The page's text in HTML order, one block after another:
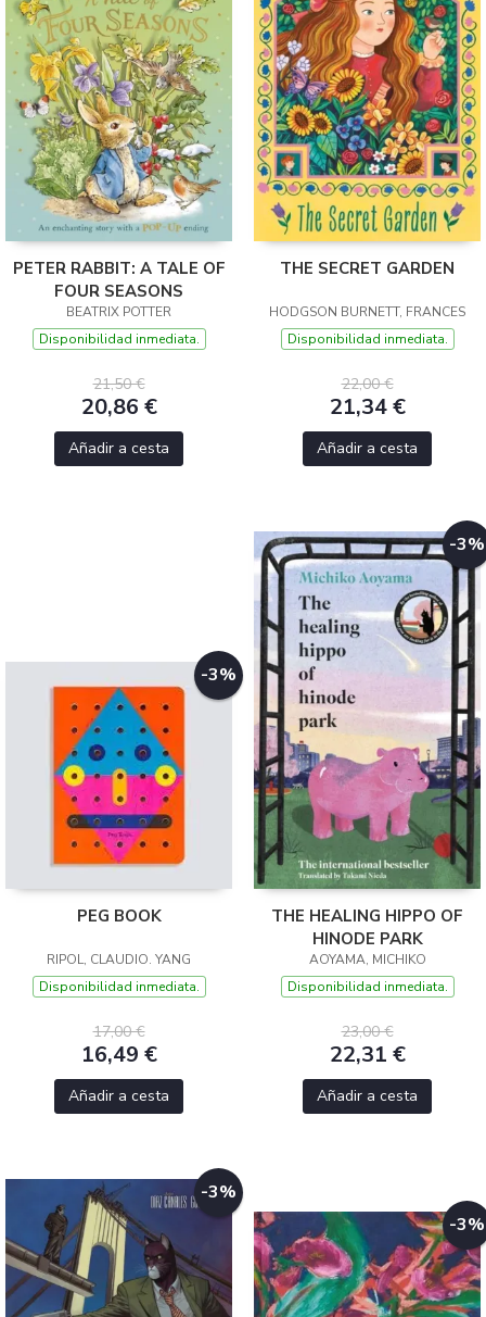
PETER RABBIT: A TALE OF
FOUR SEASONS
BEATRIX POTTER
Disponibilidad inmediata.
21,50 €
20,86 €
Añadir a cesta
THE SECRET GARDEN
HODGSON BURNETT, FRANCES
Disponibilidad inmediata.
22,00 €
21,34 €
Añadir a cesta
-3%
PEG BOOK
RIPOL, CLAUDIO. YANG
Disponibilidad inmediata.
17,00 €
16,49 €
Añadir a cesta
-3%
THE HEALING HIPPO OF
HINODE PARK
AOYAMA, MICHIKO
Disponibilidad inmediata.
23,00 €
22,31 €
Añadir a cesta
-3%
-3%